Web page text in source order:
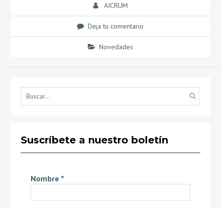
AICRUM
Deja tu comentario
Novedades
Suscríbete a nuestro boletín
Nombre *